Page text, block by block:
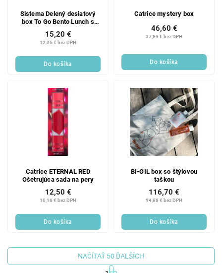
Sistema Delený desiatový
box To Go Bento Lunch s
nádobou na jogurt a 2 tácky
1,65 l, mix farieb
12,36 € bez DPH
15,20 €
Do košíka
Catrice mystery box
37,89 € bez DPH
46,60 €
Do košíka
Catrice ETERNAL RED
Ošetrujúca sada na pery
10,16 € bez DPH
12,50 €
Do košíka
BI-OIL box so štýlovou
taškou
94,88 € bez DPH
116,70 €
Do košíka
NAČÍTAŤ 50 ĎALŠÍCH